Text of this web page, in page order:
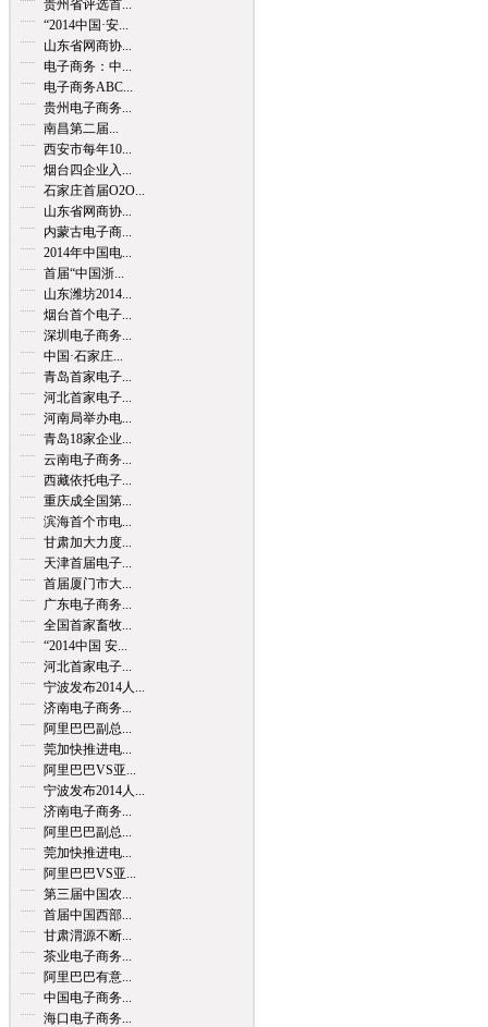
贵州省评选首...
“2014中国·安...
山东省网商协...
电子商务：中...
电子商务ABC...
贵州电子商务...
南昌第二届...
西安市每年10...
烟台四企业入...
石家庄首届O2O...
山东省网商协...
内蒙古电子商...
2014年中国电...
首届“中国浙...
山东潍坊2014...
烟台首个电子...
深圳电子商务...
中国·石家庄...
青岛首家电子...
河北首家电子...
河南局举办电...
青岛18家企业...
云南电子商务...
西藏依托电子...
重庆成全国第...
滨海首个市电...
甘肃加大力度...
天津首届电子...
首届厦门市大...
广东电子商务...
全国首家畜牧...
“2014中国 安...
河北首家电子...
宁波发布2014人...
济南电子商务...
阿里巴巴副总...
莞加快推进电...
阿里巴巴VS亚...
宁波发布2014人...
济南电子商务...
阿里巴巴副总...
莞加快推进电...
阿里巴巴VS亚...
第三届中国农...
首届中国西部...
甘肃渭源不断...
茶业电子商务...
阿里巴巴有意...
中国电子商务...
海口电子商务...